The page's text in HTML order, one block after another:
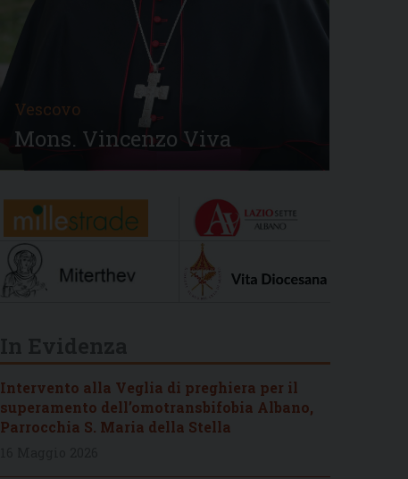
Vescovo
Mons. Vincenzo Viva
Intervento alla Veglia di preghiera per il
superamento dell’omotransbifobia Albano,
Parrocchia S. Maria della Stella